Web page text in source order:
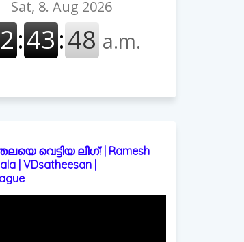
വെട്ടിയ ലീഗ്! | Ramesh
| VDsatheesan |